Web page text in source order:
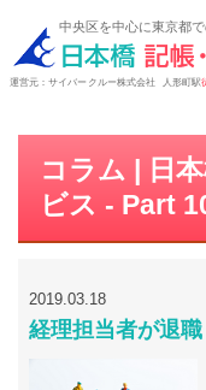
中央区を中心に東京都
運営元：サイバークルー株式会社 人形町駅
コラム | 日
ビス - Part
2019.03.18
経理担当者が退